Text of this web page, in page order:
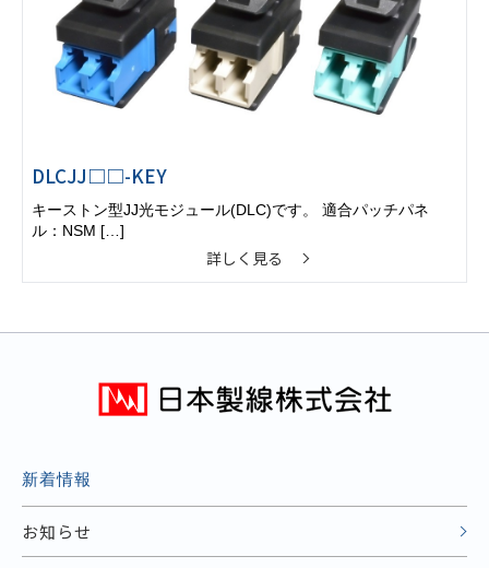
DLCJJ□□-KEY
キーストン型JJ光モジュール(DLC)です。 適合パッチパネ
ル：NSM […]
詳しく見る
新着情報
お知らせ